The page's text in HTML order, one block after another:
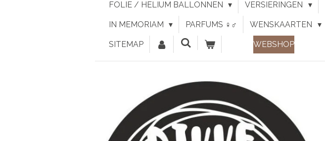
FOLIE / HELIUM BALLONNEN VERSIERINGEN
IN MEMORIAM PARFUMS ♀︎♂︎ WENSKAARTEN
SITEMAP WEBSHOP